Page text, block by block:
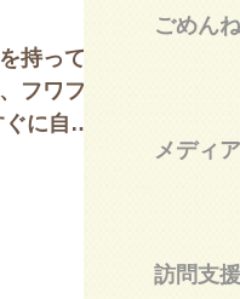
持って登
フワフワ
に自分
ごめんね
メディ
訪問支援